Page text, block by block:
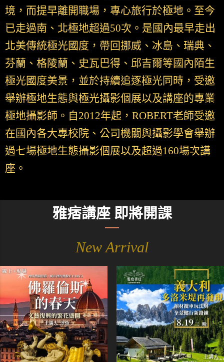
境，而提早離開職場，專心旅行於極地。至今
已走過南、北極地超過50次。是國內最早走出
北美傳統極光國度，帶回挪威、冰島、瑞典、
芬蘭、格陵蘭、史瓦巴得、邱吉爾等國內陌生
極光國度美景，並於持續追逐極光同時，受邀
舉辦極地生態與極光攝影個展以及講座的專業
極地攝影師。自2012年起，ROBERT老師受邀
在國內各大專校院、公司機關與攝影學會舉辦
過七場極地生態攝影個展以及超過160場次講
座。
雅痞講座 即將開課
New Arrival